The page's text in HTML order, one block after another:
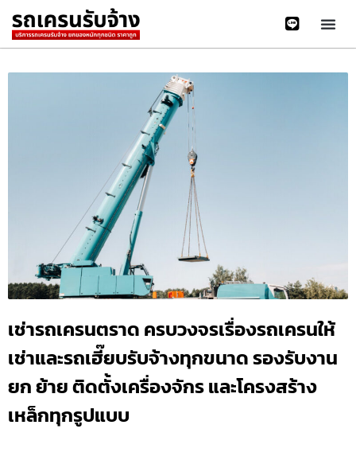
เช่ารถเครนตราด ครบวงจรเรื่องรถเครนให้
เช่าและรถเฮี๊ยบรับจ้างทุกขนาด รองรับงาน
ยก ย้าย ติดตั้งเครื่องจักร และโครงสร้าง
เหล็กทุกรูปแบบ